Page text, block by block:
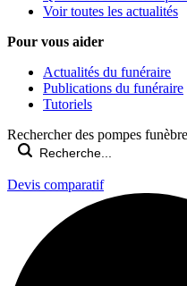
Voir toutes les actualités
Pour vous aider
Actualités du funéraire
Publications du funéraire
Tutoriels
Rechercher des pompes
Devis comparatif